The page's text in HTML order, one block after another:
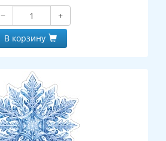
−
+
В корзину